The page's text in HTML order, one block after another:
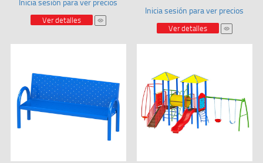
Ver detalles
Inicia sesión para ver precios
Ver detalles